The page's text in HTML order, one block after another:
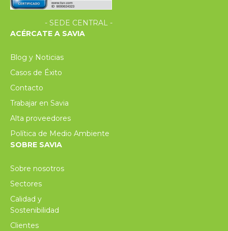
- SEDE CENTRAL -
ACÉRCATE A SAVIA
Blog y Noticias
Casos de Éxito
Contacto
Trabajar en Savia
Alta proveedores
Política de Medio Ambiente
SOBRE SAVIA
Sobre nosotros
Sectores
Calidad y
Sostenibilidad
Clientes